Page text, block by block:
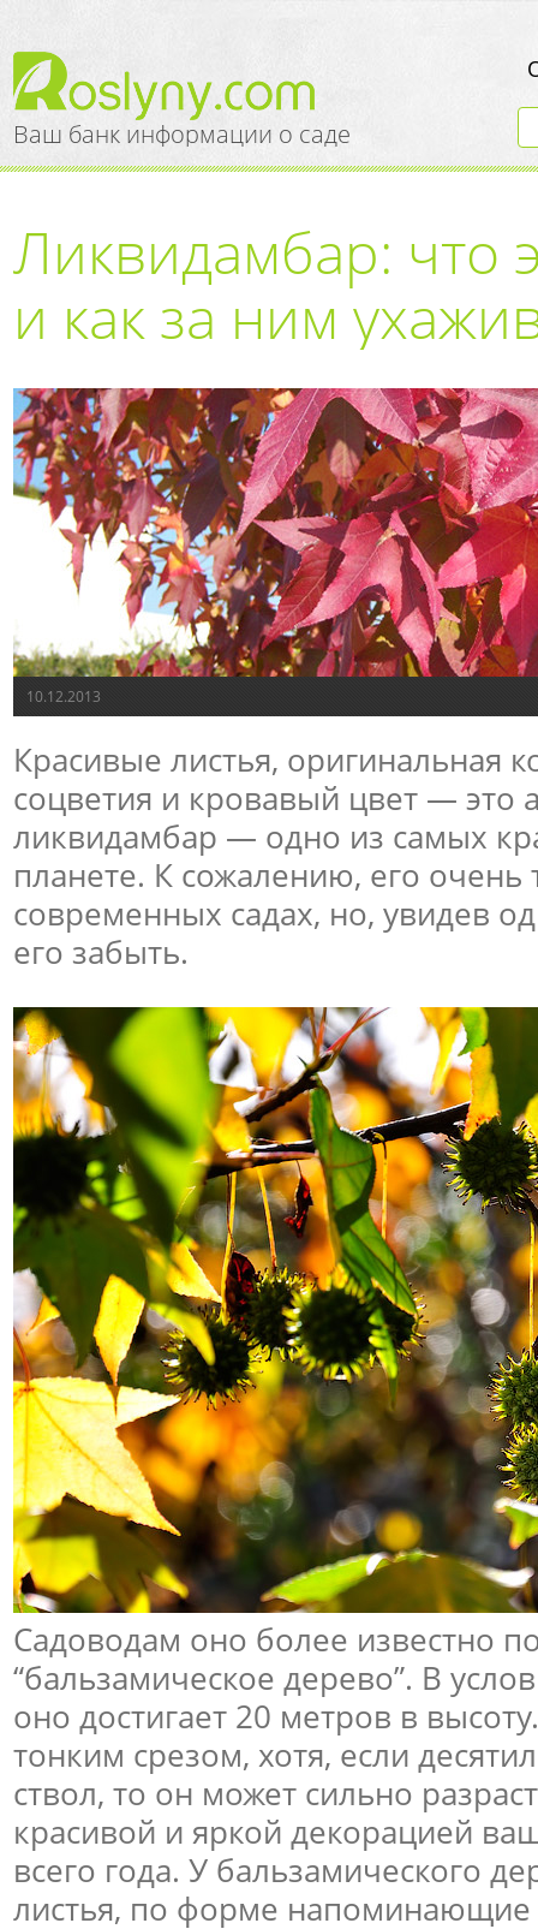
Ваш банк информации о саде
Ликвидамбар: что
и как за ним
10.12.2013
Красивые листья, оригинальная
соцветия и кровавый цвет — это
ликвидамбар — одно из самых
планете. К сожалению, его очень
современных садах, но, увидев
его забыть.
Садоводам оно более известно
“бальзамическое дерево”. В
оно достигает 20 метров в
тонким срезом, хотя, если
ствол, то он может сильно
красивой и яркой декорацией
всего года. У бальзамического
листья, по форме напоминающие